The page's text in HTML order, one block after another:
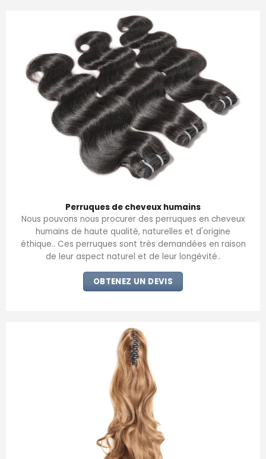
Perruques de cheveux humains
Nous pouvons nous procurer des perruques en cheveux
humains de haute qualité, naturelles et d'origine
éthique.. Ces perruques sont très demandées en raison
de leur aspect naturel et de leur longévité..
OBTENEZ UN DEVIS